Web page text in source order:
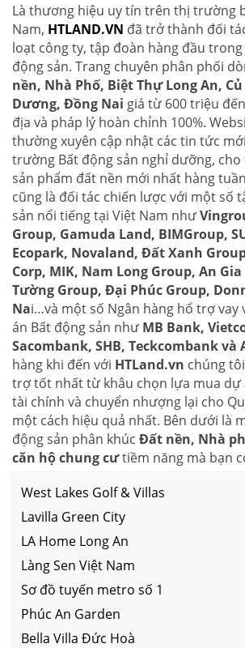
Là thương hiệu uy tín trên thị trường
Nam, HTLAND.VN đã trở thành đối
loạt công ty, tập đoàn hàng đầu
động sản. Trang chuyên phân phối
nền, Nhà Phố, Biệt Thự Long An,
Dương, Đồng Nai giá từ 600 triệu
địa và pháp lý hoàn chỉnh 100%.
thường xuyên cập nhật các tin tức
trường Bất động sản nghỉ dưỡng, cho
sản phẩm đất nền mới nhất hàng
cũng là đối tác chiến lược với một số
sản nổi tiếng tại Việt Nam như
Group, Gamuda Land, BIMGroup,
Ecopark, Novaland, Đất Xanh
Corp, MIK, Nam Long Group, An
Tường Group, Đại Phúc Group,
Nai…và một số Ngân hàng hổ trợ vay
án Bất động sản như MB Bank,
Sacombank, SHB, Teckcombank và
hàng khi đến với HTLand.vn chúng
trợ tốt nhất từ khâu chọn lựa mua dự
tài chính và chuyển nhượng lại cho
một cách hiệu quả nhất. Bên dưới là
động sản phân khúc Đất nền, Nhà
căn hộ chung cưtiềm năng mà bạn
West Lakes Golf & Villas
Lavilla Green City
LA Home Long An
Làng Sen Việt Nam
Sơ đồ tuyến metro số 1
Phúc An Garden
Bella Villa Đức Hoà